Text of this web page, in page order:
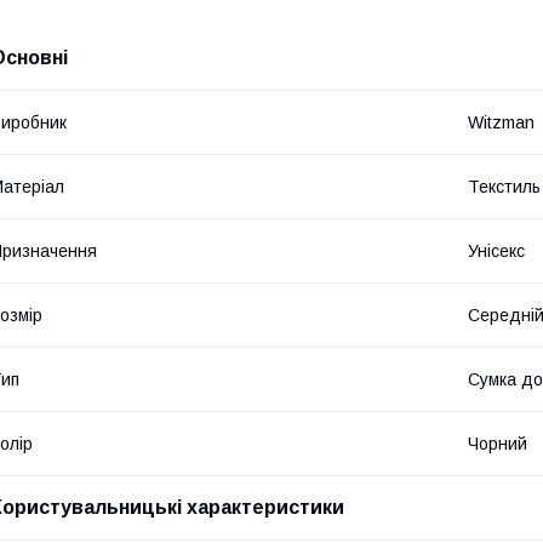
Witzman
Текстиль
Унісекс
Середній
Сумка
Чорний
характеристики